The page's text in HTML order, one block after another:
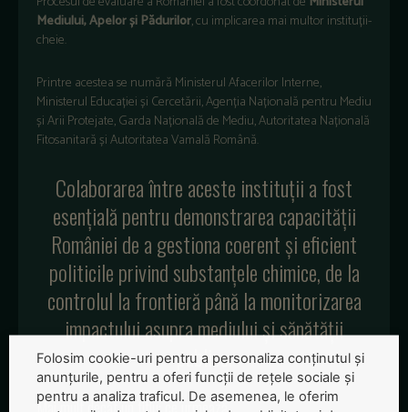
Mediului, Apelor și Pădurilor, cu implicarea mai multor instituții-
cheie.
Printre acestea se numără Ministerul Afacerilor Interne,
Ministerul Educației și Cercetării, Agenția Națională pentru Mediu
și Arii Protejate, Garda Națională de Mediu, Autoritatea Națională
Fitosanitară și Autoritatea Vamală Română.
Colaborarea între aceste instituții a fost
esențială pentru demonstrarea capacității
României de a gestiona coerent și eficient
politicile privind substanțele chimice, de la
controlul la frontieră până la monitorizarea
impactului asupra mediului și sănătății
publice.
Mai mult decât un titlu: ce urmează
Folosim cookie-uri pentru a personaliza conținutul și
anunțurile, pentru a oferi funcții de rețele sociale și
pentru a analiza traficul. De asemenea, le oferim